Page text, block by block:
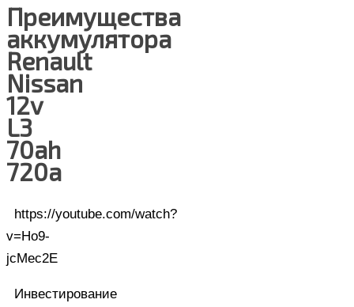
Преимущества
аккумулятора
Renault
Nissan
12v
L3
70ah
720a
https://youtube.com/watch?
v=Ho9-
jcMec2E
Инвестирование